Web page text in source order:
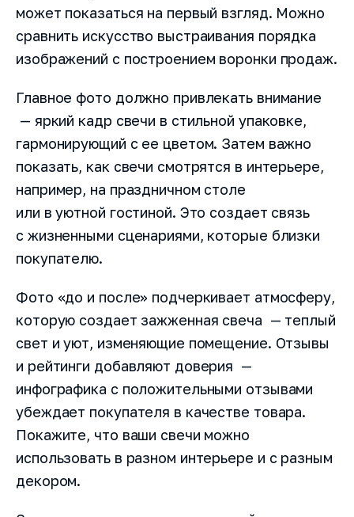
может показаться на первый взгляд. Можно
сравнить искусство выстраивания порядка
изображений с построением воронки продаж.
Главное фото должно привлекать внимание
— яркий кадр свечи в стильной упаковке,
гармонирующий с ее цветом. Затем важно
показать, как свечи смотрятся в интерьере,
например, на праздничном столе
или в уютной гостиной. Это создает связь
с жизненными сценариями, которые близки
покупателю.
Фото «до и после» подчеркивает атмосферу,
которую создает зажженная свеча — теплый
свет и уют, изменяющие помещение. Отзывы
и рейтинги добавляют доверия —
инфографика с положительными отзывами
убеждает покупателя в качестве товара.
Покажите, что ваши свечи можно
использовать в разном интерьере и с разным
декором.